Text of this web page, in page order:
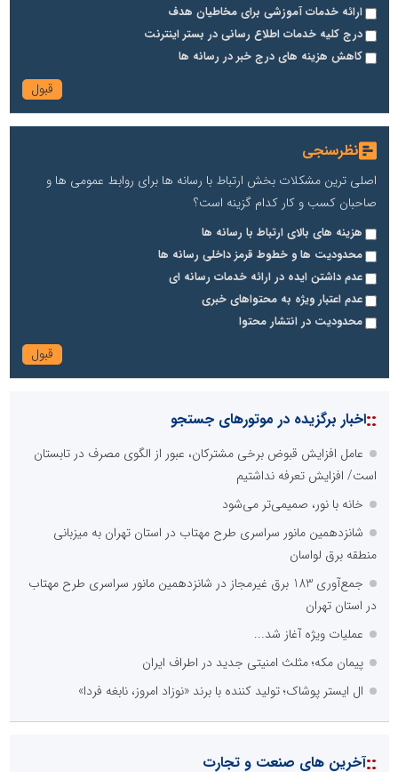
ارائه خدمات آموزشی برای مخاطیان هدف
درج کلیه خدمات اطلاع رسانی در بستر اینترنت
کاهش هزینه های درج خبر در رسانه ها
نظرسنجی
اصلی ترین مشکلات بخش ارتباط با رسانه ها برای روابط عمومی ها و
صاحبان کسب و کار کدام گزینه است؟
هزینه های بالای ارتباط با رسانه ها
محدودیت ها و خطوط قرمز داخلی رسانه ها
عدم داشتن ایده در ارائه خدمات رسانه ای
عدم اعتبار ویژه به محتواهای خبری
محدودیت در انتشار محتوا
::اخبار برگزیده در موتورهای جستجو
عامل افزایش قبوض برخی مشترکان، عبور از الگوی مصرف در تابستان
است/ افزایش تعرفه نداشتیم
خانه با نور، صمیمی‌تر می‌شود
شانزدهمین مانور سراسری طرح مهتاب در استان تهران به میزبانی
منطقه برق لواسان
جمع‌آوری 183 برق غیرمجاز در شانزدهمین مانور سراسری طرح مهتاب
در استان تهران
عملیات ویژه آغاز شد...
پیمان مکه؛ مثلث امنیتی جدید در اطراف ایران
ال ایستر پوشاک؛ تولید کننده با برند «نوزاد امروز، نابغه فردا»
::آخرین های صنعت و تجارت